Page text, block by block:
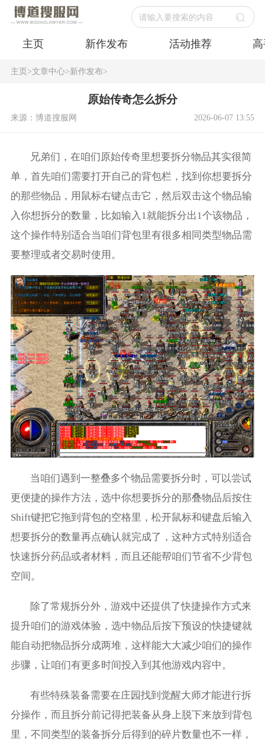
请输入要搜索的内容
主页 新作发布 活动推荐
主页>文章中心>新作发布>
原始传奇怎么拆分
来源：博道搜服网 2026-06-07 13:55
兄弟们，在咱们原始传奇里想要拆分物品其实很简
单，首先咱们需要打开自己的背包栏，找到你想要拆分
的那些物品，用鼠标右键点击它，然后双击这个物品输
入你想拆分的数量，比如输入1就能拆分出1个该物品，
这个操作特别适合当咱们背包里有很多相同类型物品需
要整理或者交易时使用。
当咱们遇到一整叠多个物品需要拆分时，可以尝试
更便捷的操作方法，选中你想要拆分的那叠物品后按住
Shift键把它拖到背包的空格里，松开鼠标和键盘后输入
想要拆分的数量再点确认就完成了，这种方式特别适合
快速拆分药品或者材料，而且还能帮咱们节省不少背包
空间。
除了常规拆分外，游戏中还提供了快捷操作方式来
提升咱们的游戏体验，选中物品后按下预设的快捷键就
能自动把物品拆分成两堆，这样能大大减少咱们的操作
步骤，让咱们有更多时间投入到其他游戏内容中。
有些特殊装备需要在庄园找到觉醒大师才能进行拆
分操作，而且拆分前记得把装备从身上脱下来放到背包
里，不同类型的装备拆分后得到的碎片数量也不一样，